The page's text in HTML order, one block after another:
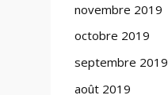
novembre 2019
octobre 2019
septembre 2019
août 2019